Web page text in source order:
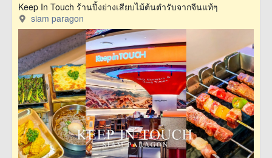
Keep In Touch ร้านปิ้งย่างเสียบไม้ต้นตำรับจากจีนแท้ๆ
siam paragon